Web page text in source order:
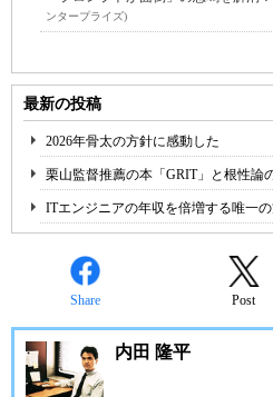
ンタープライズ)
最新の投稿
2026年骨太の方針に感動した
栗山監督推薦の本「GRIT」と根性論
ITエンジニアの年収を倍増する唯一
Share Post
内田 隆平